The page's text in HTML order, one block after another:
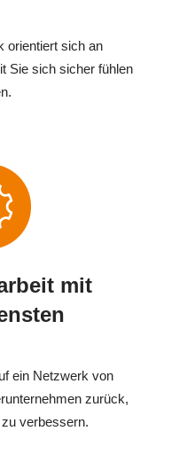
orientiert sich an
Sie sich sicher fühlen
mit
ein Netzwerk von
zurück,
verbessern.